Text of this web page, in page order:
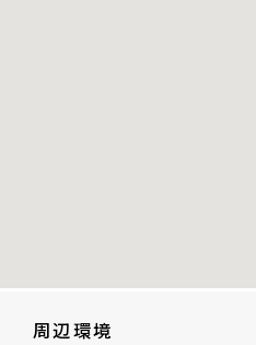
周辺環境